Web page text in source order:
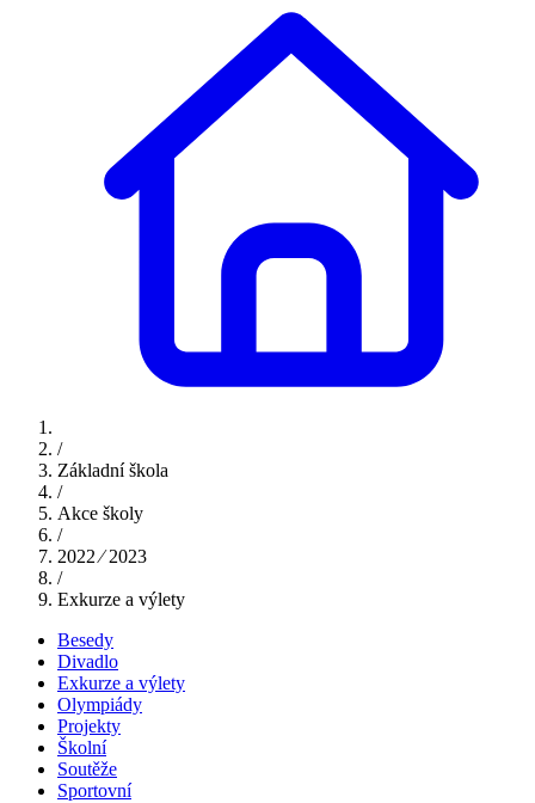
/
Základní škola
/
Akce školy
/
2022 ⁄ 2023
/
Exkurze a výlety
Besedy
Divadlo
Exkurze a výlety
Olympiády
Projekty
Školní
Soutěže
Sportovní